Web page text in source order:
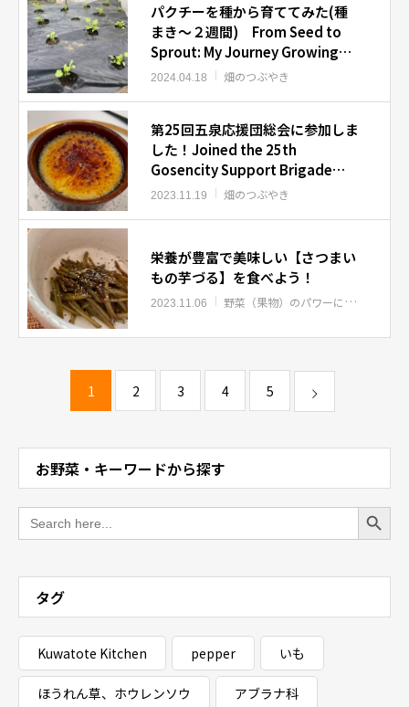
パクチーを種から育ててみた(種
まき〜２週間) From Seed to
Sprout: My Journey Growing
Cilantro
2024.04.18 畑のつぶやき
第25回五泉応援団総会に参加しま
した！Joined the 25th
Gosencity Support Brigade
General Meeting!
2023.11.19 畑のつぶやき
栄養が豊富で美味しい【さつまい
もの芋づる】を食べよう！
2023.11.06 野菜（果物）のパワーについて
1 2 3 4 5
お野菜・キーワードから探す
Search
for:
Search Button
タグ
Kuwatote Kitchen pepper いも
ほうれん草、ホウレンソウ アブラナ科